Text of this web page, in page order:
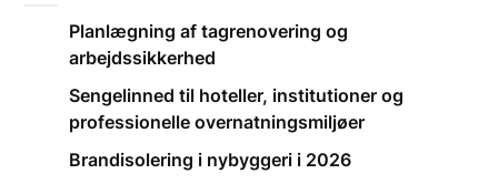
Planlægning af tagrenovering og
arbejdssikkerhed
Sengelinned til hoteller, institutioner og
professionelle overnatningsmiljøer
Brandisolering i nybyggeri i 2026